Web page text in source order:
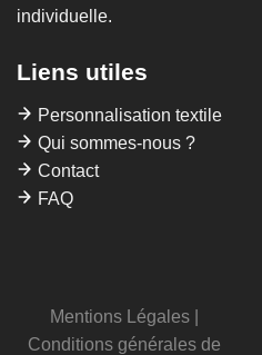
individuelle.
Liens utiles
Personnalisation textile
Qui sommes-nous ?
Contact
FAQ
Mentions Légales
Conditions générales de